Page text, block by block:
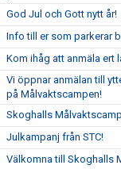
God Jul och Gott nytt år!
Info till er som parkerar
Kom ihåg att anmäla ert
Vi öppnar anmälan till
på Målvaktscampen!
Skoghalls
Julkampanj från STC!
Välkomna till Skoghalls